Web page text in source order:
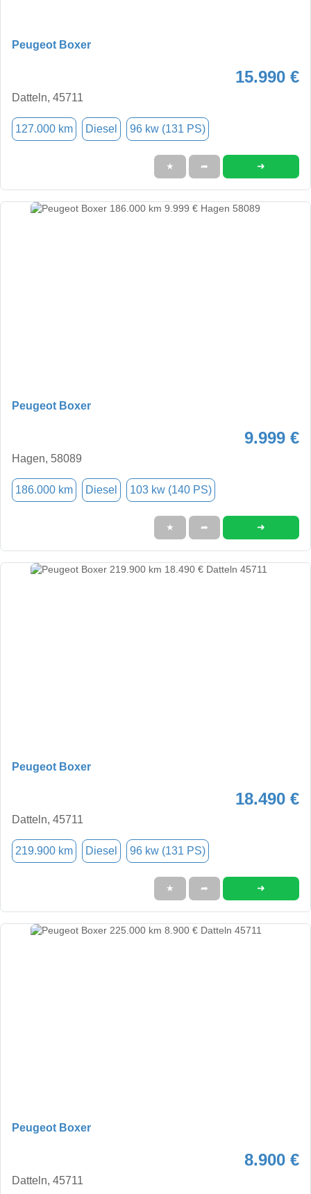
Peugeot Boxer
15.990 €
Datteln, 45711
127.000 km Diesel 96 kw (131 PS)
★ ➦ ➜
Peugeot Boxer
9.999 €
Hagen, 58089
186.000 km Diesel 103 kw (140 PS)
★ ➦ ➜
Peugeot Boxer
18.490 €
Datteln, 45711
219.900 km Diesel 96 kw (131 PS)
★ ➦ ➜
Peugeot Boxer
8.900 €
Datteln, 45711